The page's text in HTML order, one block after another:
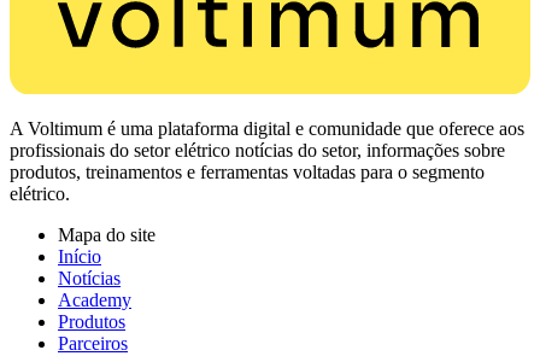
A Voltimum é uma plataforma digital e comunidade que oferece aos
profissionais do setor elétrico notícias do setor, informações sobre
produtos, treinamentos e ferramentas voltadas para o segmento
elétrico.
Mapa do site
Início
Notícias
Academy
Produtos
Parceiros